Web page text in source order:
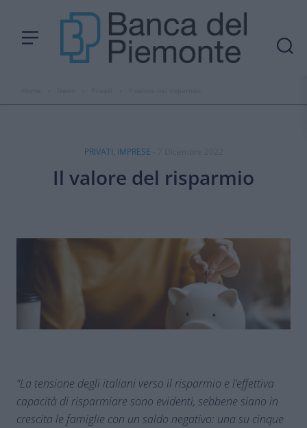
PRIVATI, IMPRESE
Il valore del risparmio
“La tensione degli italiani verso il risparmio e l’effettiva
capacità di risparmiare sono evidenti, sebbene siano in
crescita le famiglie con un saldo negativo: una su cinque